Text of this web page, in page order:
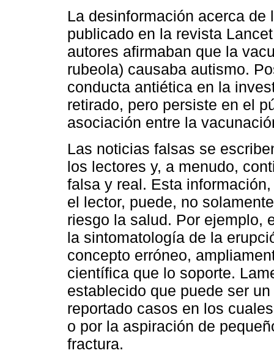
La desinformación acerca
publicado en la revista
autores afirmaban que la
rubeola) causaba autismo.
conducta antiética en la
retirado, pero persiste en el
asociación entre la
Las noticias falsas se
los lectores y, a menudo,
falsa y real. Esta
el lector, puede, no
riesgo la salud. Por ejemplo,
la sintomatología de la
concepto erróneo,
científica que lo soporte.
establecido que puede ser
reportado casos en los
o por la aspiración de
fractura.